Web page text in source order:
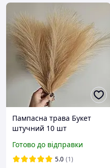
Пампасна трава Букет
штучний 10 шт
Готово до відправки
5.0 (1)